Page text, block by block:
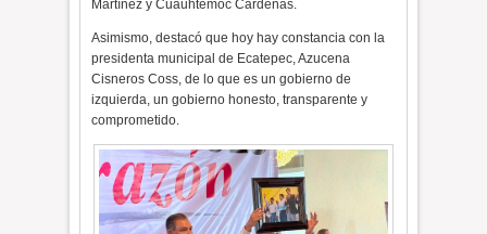
Martínez y Cuauhtémoc Cárdenas.
Asimismo, destacó que hoy hay constancia con la
presidenta municipal de Ecatepec, Azucena
Cisneros Coss, de lo que es un gobierno de
izquierda, un gobierno honesto, transparente y
comprometido.